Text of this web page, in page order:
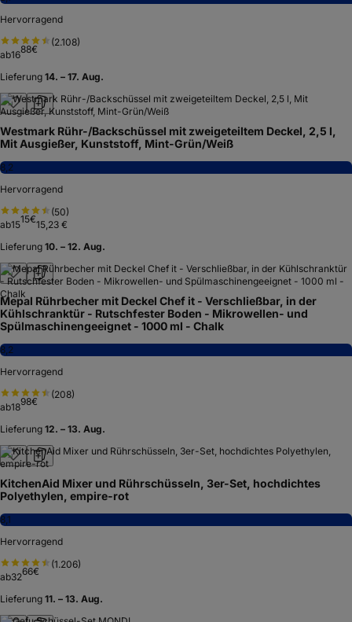
Hervorragend
(2.108)
ab1688€
Lieferung 14. – 17. Aug.
Westmark Rühr-/Backschüssel mit zweigeteiltem Deckel, 2,5 l,
Mit Ausgießer, Kunststoff, Mint-Grün/Weiß
8,2
Hervorragend
(50)
ab1515€15,23 €
Lieferung 10. – 12. Aug.
Mepal Rührbecher mit Deckel Chef it - Verschließbar, in der
Kühlschranktür - Rutschfester Boden - Mikrowellen- und
Spülmaschinengeeignet - 1000 ml - Chalk
8,2
Hervorragend
(208)
ab1898€
Lieferung 12. – 13. Aug.
KitchenAid Mixer und Rührschüsseln, 3er-Set, hochdichtes
Polyethylen, empire-rot
8,1
Hervorragend
(1.206)
ab3266€
Lieferung 11. – 13. Aug.